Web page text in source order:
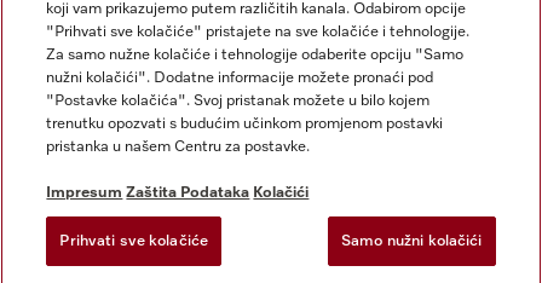
Impresum
Opći uvjeti
Zaštita podataka
Uvjeti Korištenja
Izjava o pristupačnosti
Zakon o digitalnim uslugama
Postavke kolačića
koji vam prikazujemo putem različitih kanala. Odabirom opcije
"Prihvati sve kolačiće" pristajete na sve kolačiće i tehnologije.
Za samo nužne kolačiće i tehnologije odaberite opciju "Samo
nužni kolačići". Dodatne informacije možete pronaći pod
"Postavke kolačića". Svoj pristanak možete u bilo kojem
trenutku opozvati s budućim učinkom promjenom postavki
pristanka u našem Centru za postavke.
Impresum Zaštita Podataka Kolačići
Prihvati sve kolačiće Samo nužni kolačići